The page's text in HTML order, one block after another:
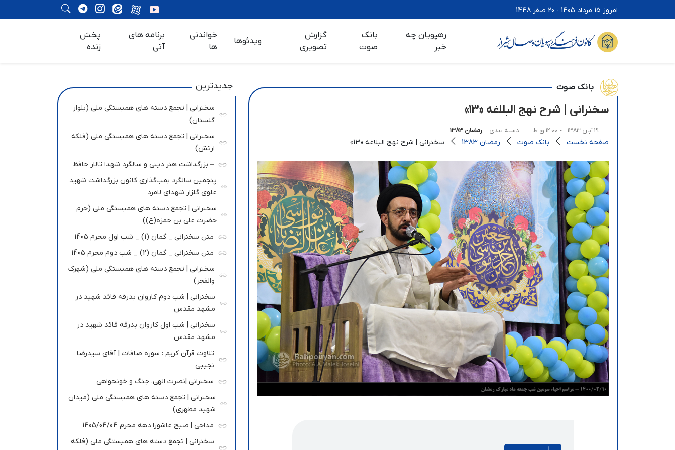
امروز 15 مرداد 1405 - 20 صفر 1448
رهپویان چه
خبر
بانک
صوت
گزارش
تصویری
ویدئوها
خواندنی
ها
برنامه های
آتی
پخش
زنده
بانک صوت
سخنرانی | شرح نهج البلاغه «13»
19 آبان 1383 - 12:00 ق.ظ دسته بندی: رمضان 1383
صفحه نخست بانک صوت رمضان 1383 سخنرانی | شرح نهج البلاغه «13»
جدیدترین
سخنرانی | تجمع دسته های همبستگی ملی (بلوار
گلستان)
سخنرانی | تجمع دسته های همبستگی ملی (فلکه
ارتش)
– بزرگداشت هنر دینی و سالگرد شهدا تالار حافظ
پنجمین سالگرد بمب‌گذاری کانون بزرگداشت شهید
علوی گلزار شهدای لامرد
سخنرانی | تجمع دسته های همبستگی ملی (حرم
حضرت علی بن حمزه(ع))
متن سخنرانی _ گمان (1) _ شب اول محرم 1405
متن سخنرانی _ گمان (2) _ شب دوم محرم 1405
سخنرانی | تجمع دسته های همبستگی ملی (شهرک
والفجر)
سخنرانی | شب دوم کاروان بدرقه قائد شهید در
مشهد مقدس
سخنرانی | شب اول کاروان بدرقه قائد شهید در
مشهد مقدس
تلاوت قرآن کریم : سوره صافات | آقای سیدرضا
نجیبی
سخنرانی |نصرت الهی، جنگ و خونحواهی
سخنرانی | تجمع دسته های همبستگی ملی (میدان
شهید مطهری)
مداحی | صبح عاشورا دهه محرم 1405/04/04
سخنرانی | تجمع دسته های همبستگی ملی (فلکه